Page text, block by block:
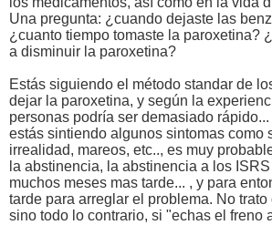
Una pregunta: ¿cuando dejaste las
¿cuanto tiempo tomaste la paroxetina?
a disminuir la paroxetina?
Estás siguiendo el método standar de
dejar la paroxetina, y según la
personas podría ser demasiado
estás sintiendo algunos sintomas como
irrealidad, mareos, etc.., es muy
la abstinencia, la abstinencia a los
muchos meses mas tarde... , y para
tarde para arreglar el problema. No trato
sino todo lo contrario, si "echas el freno